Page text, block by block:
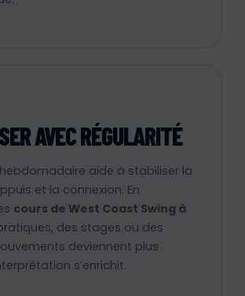
AVEC RÉGULARITÉ
aide à stabiliser la
et la connexion. En
cours de West Coast Swing à
des stages ou des
deviennent plus
s’enrichit.